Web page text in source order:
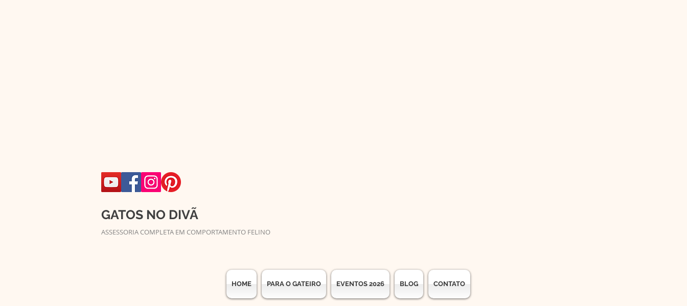
GATOS NO DIVÃ
ASSESSORIA COMPLETA EM COMPORTAMENTO FELINO
HOME PARA O GATEIRO EVENTOS 2026 BLOG CONTATO